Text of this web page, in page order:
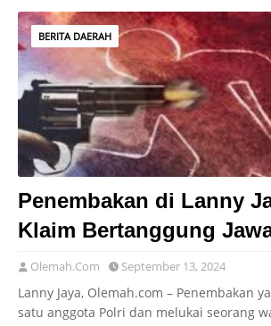
BERITA DAERAH
Penembakan di Lanny
Klaim Bertanggung
Olemah.Com September 13, 2024
Lanny Jaya, Olemah.com – Penembakan
satu anggota Polri dan melukai seorang